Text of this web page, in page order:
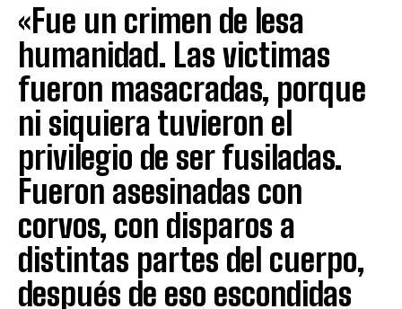
«Fue un crimen de lesa
humanidad. Las victimas
fueron masacradas, porque
ni siquiera tuvieron el
privilegio de ser fusiladas.
Fueron asesinadas con
corvos, con disparos a
distintas partes del cuerpo,
después de eso escondidas